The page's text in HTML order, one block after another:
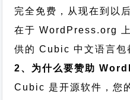
完全免费，从现在到以
在于 WordPress.org
供的 Cubic 中文语言包
2、为什么要赞助
Cubic 是开源软件，您